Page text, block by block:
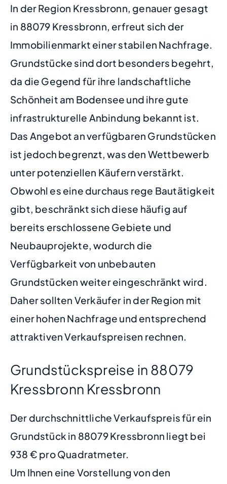
In der Region Kressbronn, genauer gesagt
in 88079 Kressbronn, erfreut sich der
Immobilienmarkt einer stabilen Nachfrage.
Grundstücke sind dort besonders begehrt,
da die Gegend für ihre landschaftliche
Schönheit am Bodensee und ihre gute
infrastrukturelle Anbindung bekannt ist.
Das Angebot an verfügbaren Grundstücken
ist jedoch begrenzt, was den Wettbewerb
unter potenziellen Käufern verstärkt.
Obwohl es eine durchaus rege Bautätigkeit
gibt, beschränkt sich diese häufig auf
bereits erschlossene Gebiete und
Neubauprojekte, wodurch die
Verfügbarkeit von unbebauten
Grundstücken weiter eingeschränkt wird.
Daher sollten Verkäufer in der Region mit
einer hohen Nachfrage und entsprechend
attraktiven Verkaufspreisen rechnen.
Grundstückspreise in 88079
Kressbronn Kressbronn
Der durchschnittliche Verkaufspreis für ein
Grundstück in 88079 Kressbronn liegt bei
938 € pro Quadratmeter.
Um Ihnen eine Vorstellung von den